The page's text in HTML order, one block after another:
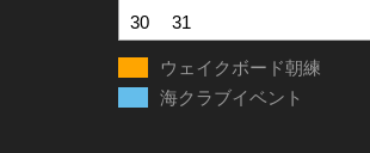
30
31
ウェイクボード朝練
海クラブイベント